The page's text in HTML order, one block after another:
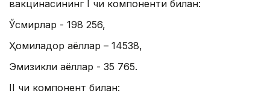
вакцинасининг I чи компоненти билан:
Ўсмирлар - 198 256,
Ҳомиладор аёллар – 14538,
Эмизикли аёллар - 35 765.
II чи компонент билан: